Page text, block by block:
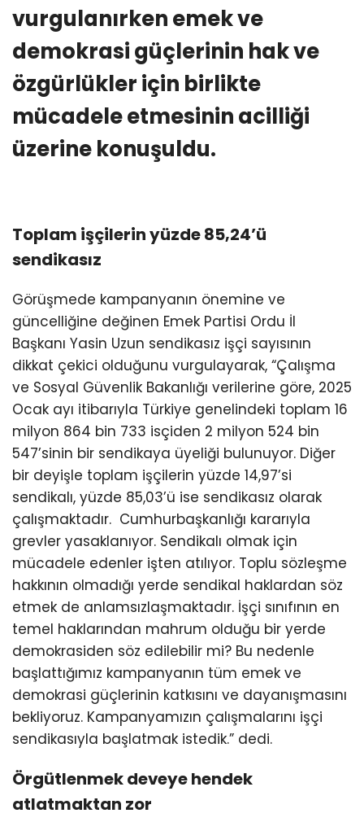
vurgulanırken emek ve
demokrasi güçlerinin hak ve
özgürlükler için birlikte
mücadele etmesinin acilliği
üzerine konuşuldu.
Toplam işçilerin yüzde 85,24’ü
sendikasız
Görüşmede kampanyanın önemine ve
güncelliğine değinen Emek Partisi Ordu İl
Başkanı Yasin Uzun sendikasız işçi sayısının
dikkat çekici olduğunu vurgulayarak, “Çalışma
ve Sosyal Güvenlik Bakanlığı verilerine göre, 2025
Ocak ayı itibarıyla Türkiye genelindeki toplam 16
milyon 864 bin 733 isçiden 2 milyon 524 bin
547’sinin bir sendikaya üyeliği bulunuyor. Diğer
bir deyişle toplam işçilerin yüzde 14,97’si
sendikalı, yüzde 85,03’ü ise sendikasız olarak
çalışmaktadır. Cumhurbaşkanlığı kararıyla
grevler yasaklanıyor. Sendikalı olmak için
mücadele edenler işten atılıyor. Toplu sözleşme
hakkının olmadığı yerde sendikal haklardan söz
etmek de anlamsızlaşmaktadır. İşçi sınıfının en
temel haklarından mahrum olduğu bir yerde
demokrasiden söz edilebilir mi? Bu nedenle
başlattığımız kampanyanın tüm emek ve
demokrasi güçlerinin katkısını ve dayanışmasını
bekliyoruz. Kampanyamızın çalışmalarını işçi
sendikasıyla başlatmak istedik.” dedi.
Örgütlenmek deveye hendek
atlatmaktan zor